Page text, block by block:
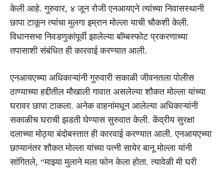
केली आहे. गुरुवार, ४ जून रोजी एनआयएने त्यांच्या निवासस्थानी
छापा टाकून त्यांचा मुलगा इम्रान मोल्ला याची चौकशी केली.
विधानसभा निवडणुकांपूर्वी झालेल्या बॉम्बस्फोट प्रकरणाच्या
तपासाशी संबंधित ही कारवाई करण्यात आली.
एनआयएच्या अधिकाऱ्यांनी गुरुवारी सकाळी जीवनतला पोलीस
ठाण्याच्या हद्दीतील मौखाली गावात असलेल्या शौकत मोल्ला यांच्या
घरावर छापा टाकला. अनेक वाहनांमधून आलेल्या अधिकाऱ्यांनी
सकाळीच घराची झडती घेण्यास सुरुवात केली. केंद्रीय सुरक्षा
दलाच्या मोठ्या बंदोबस्तात ही कारवाई करण्यात आली. एनआयएच्या
छाप्यानंतर शौकत मोल्ला यांच्या पत्नी सायेर बानू मोल्ला यांनी
सांगितले, “माझ्या मुलाने मला फोन केला होता. त्यावेळी मी घरी